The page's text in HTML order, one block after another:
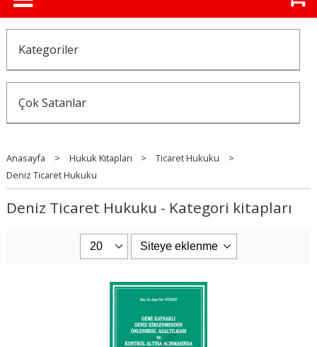
Kategoriler
Çok Satanlar
Anasayfa > Hukuk Kitapları > Ticaret Hukuku
>
Deniz Ticaret Hukuku
Deniz Ticaret Hukuku - Kategori kitapları